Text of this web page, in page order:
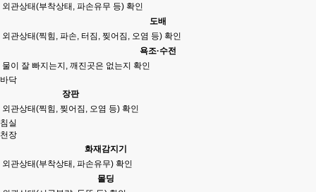
외관상태(부착상태, 파손유무 등) 확인
도배
외관상태(찍힘, 파손, 터짐, 찢어짐, 오염 등) 확인
욕조·수전
물이 잘 빠지는지, 깨진곳은 없는지 확인
바닥
장판
외관상태(찍힘, 찢어짐, 오염 등) 확인
침실
천장
화재감지기
외관상태(부착상태, 파손유무) 확인
몰딩